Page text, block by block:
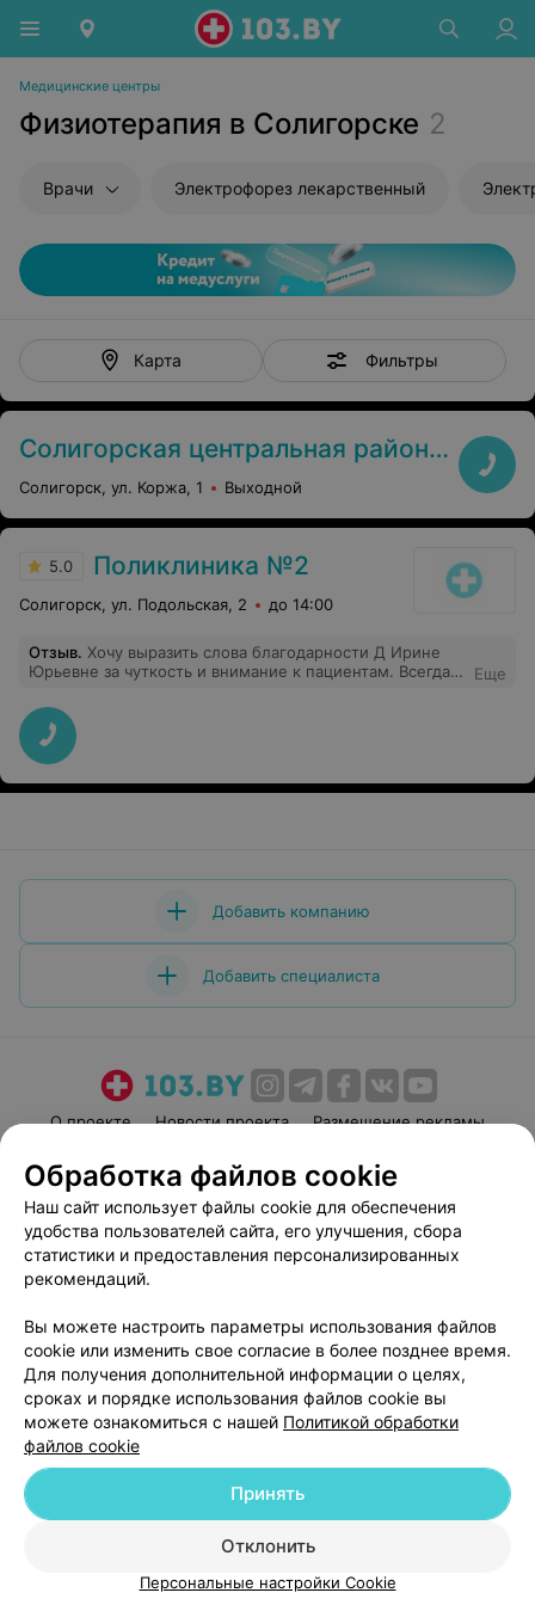
Медицинские центры
Физиотерапия в Солигорске 2
Врачи Электрофорез лекарственный
Карта Фильтры
Солигорская центральная районная больница
Солигорск, ул. Коржа, 1 Выходной
5.0 Поликлиника №2
Солигорск, ул. Подольская, 2 до 14:00
Отзыв. Хочу выразить слова благодарности Д Ирине
Юрьевне за чуткость и внимание к пациентам. Всегда
оказать помощь. Очень приятно, что у вас работает
такой прекрасный человек.
Еще
Добавить компанию
Добавить специалиста
О проекте Новости проекта
Размещение рекламы
Пользовательское соглашение
Способы оплаты
Вакансии
Партнеры
Написать руководителю 103.by
Персональные настройки cookie
Обработка персональных данных
© 2026 ООО «Артокс Лаб», УНП 191700409| 220012, Республика Беларусь,
г. Минск, улица Толбухина, 2, пом. 16 | help@103.by
Служба поддержки +375 291212755
Обработка файлов cookie
Наш сайт использует файлы cookie для обеспечения
удобства пользователей сайта, его улучшения, сбора
статистики и предоставления персонализированных
рекомендаций.
Вы можете настроить параметры использования файлов
cookie или изменить свое согласие в более позднее время.
Для получения дополнительной информации о целях,
сроках и порядке использования файлов cookie вы
можете ознакомиться с нашей Политикой обработки
файлов cookie
Отклонить
Принять
Персональные настройки Cookie